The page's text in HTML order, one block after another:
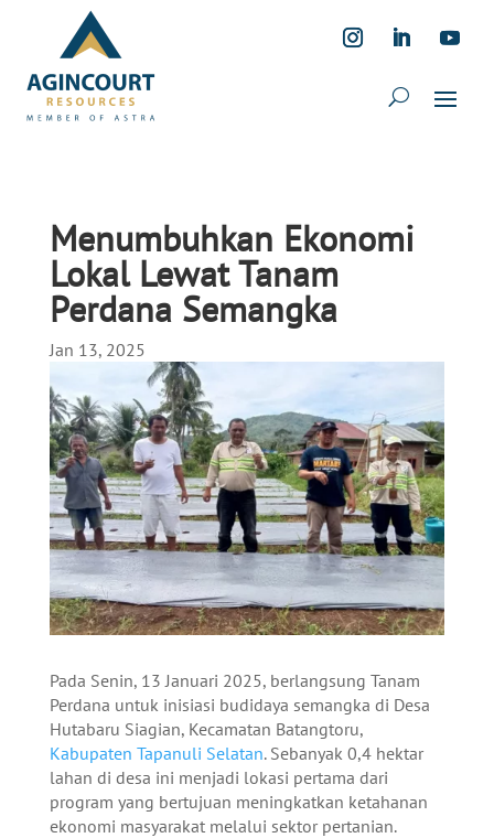
Menumbuhkan Ekonomi
Lokal Lewat Tanam
Perdana Semangka
Jan 13, 2025
Pada Senin, 13 Januari 2025, berlangsung Tanam
Perdana untuk inisiasi budidaya semangka di Desa
Hutabaru Siagian, Kecamatan Batangtoru,
Kabupaten Tapanuli Selatan. Sebanyak 0,4 hektar
lahan di desa ini menjadi lokasi pertama dari
program yang bertujuan meningkatkan ketahanan
ekonomi masyarakat melalui sektor pertanian.